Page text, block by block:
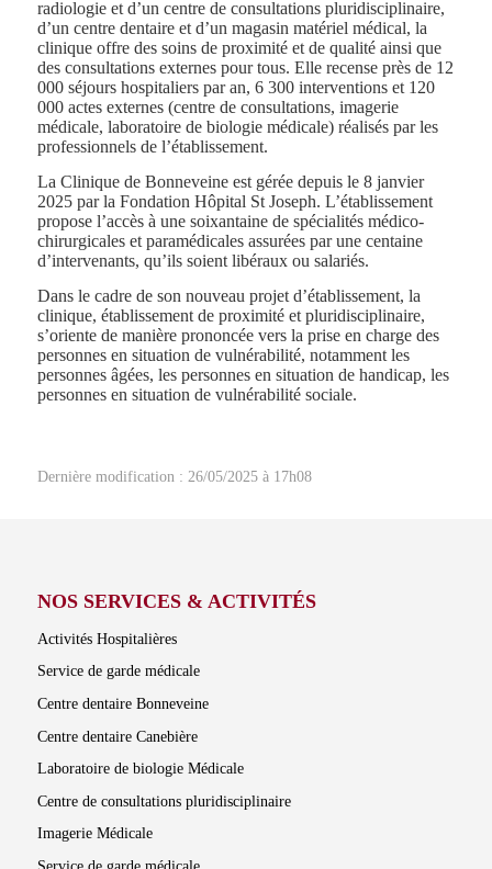
radiologie et d’un centre de consultations pluridisciplinaire,
d’un centre dentaire et d’un magasin matériel médical, la
clinique offre des soins de proximité et de qualité ainsi que
des consultations externes pour tous. Elle recense près de 12
000 séjours hospitaliers par an, 6 300 interventions et 120
000 actes externes (centre de consultations, imagerie
médicale, laboratoire de biologie médicale) réalisés par les
professionnels de l’établissement.
La Clinique de Bonneveine est gérée depuis le 8 janvier
2025 par la Fondation Hôpital St Joseph. L’établissement
propose l’accès à une soixantaine de spécialités médico-
chirurgicales et paramédicales assurées par une centaine
d’intervenants, qu’ils soient libéraux ou salariés.
Dans le cadre de son nouveau projet d’établissement, la
clinique, établissement de proximité et pluridisciplinaire,
s’oriente de manière prononcée vers la prise en charge des
personnes en situation de vulnérabilité, notamment les
personnes âgées, les personnes en situation de handicap, les
personnes en situation de vulnérabilité sociale.
Dernière modification : 26/05/2025 à 17h08
NOS SERVICES & ACTIVITÉS
Activités Hospitalières
Service de garde médicale
Centre dentaire Bonneveine
Centre dentaire Canebière
Laboratoire de biologie Médicale
Centre de consultations pluridisciplinaire
Imagerie Médicale